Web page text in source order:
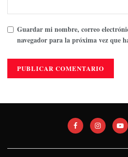
Guardar mi nombre, correo
navegador para la próxima vez que